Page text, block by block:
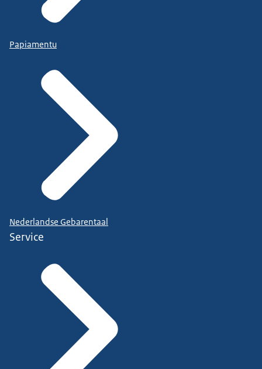
Papiamentu
Nederlandse Gebarentaal
Service